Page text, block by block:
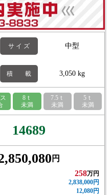
サ イ ズ 中型
積 載 3,050 kg
8ｔ
未満
7.5ｔ
未満
5ｔ
未満
14689
円
258万円
2,838,000円
12,080円